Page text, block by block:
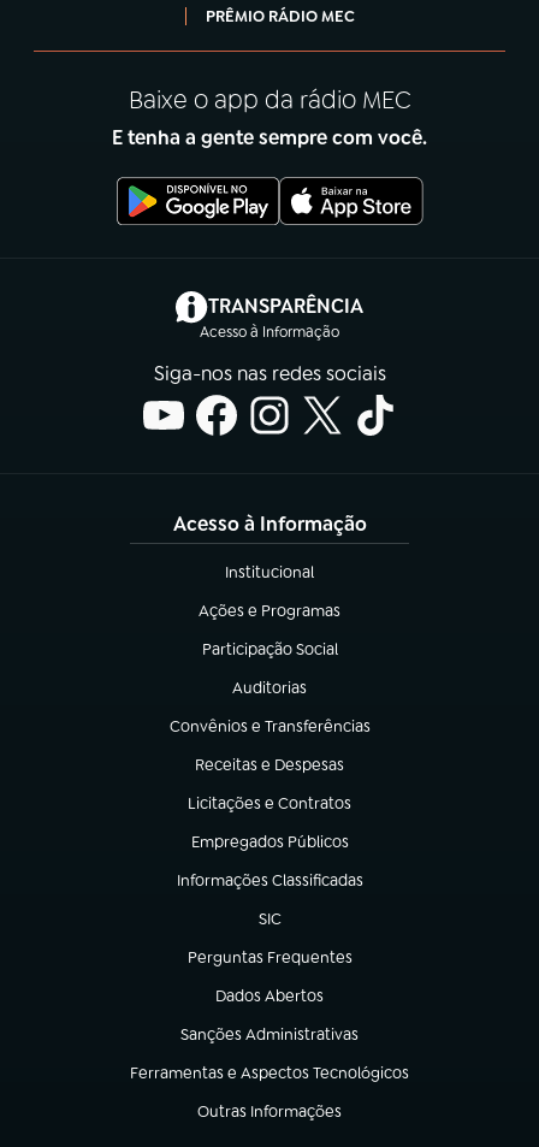
PRÊMIO RÁDIO MEC
Baixe o app da rádio MEC
E tenha a gente sempre com você.
TRANSPARÊNCIA
Acesso à Informação
(abre em nova aba)
Siga-nos nas redes sociais
Acesso à Informação
Institucional
(abre em nova aba)
Ações e Programas
(abre em nova aba)
Participação Social
(abre em nova aba)
Auditorias
(abre em nova aba)
Convênios e Transferências
(abre em nova aba)
Receitas e Despesas
(abre em nova aba)
Licitações e Contratos
(abre em nova aba)
Empregados Públicos
(abre em nova aba)
Informações Classificadas
(abre em nova aba)
SIC
(abre em nova aba)
Perguntas Frequentes
(abre em nova aba)
Dados Abertos
(abre em nova aba)
Sanções Administrativas
(abre em nova aba)
Ferramentas e Aspectos Tecnológicos
(abre em nova aba)
Outras Informações
(abre em nova aba)